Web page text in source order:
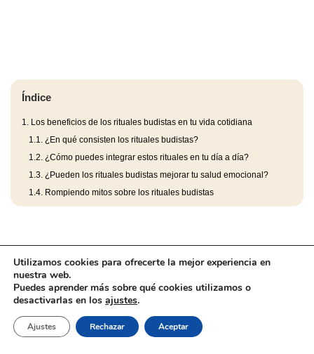
Índice
1. Los beneficios de los rituales budistas en tu vida cotidiana
1.1. ¿En qué consisten los rituales budistas?
1.2. ¿Cómo puedes integrar estos rituales en tu día a día?
1.3. ¿Pueden los rituales budistas mejorar tu salud emocional?
1.4. Rompiendo mitos sobre los rituales budistas
Aviso Legal Barefootic llms.txt
Marcas
Política de cookies
Política de Privacidad
Utilizamos cookies para ofrecerte la mejor experiencia en
nuestra web.
Puedes aprender más sobre qué cookies utilizamos o
desactivarlas en los ajustes.
Aceptar
Rechazar
Ajustes